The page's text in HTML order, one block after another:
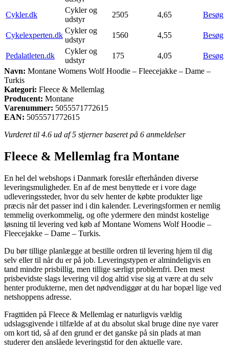
Cykler.dk
Cykler og
udstyr
2505 4,65 Besøg
Cykelexperten.dk
Cykler og
udstyr
1560 4,55 Besøg
Pedalatleten.dk
Cykler og
udstyr
175 4,05
Besøg
Navn: Montane Womens Wolf Hoodie – Fleecejakke – Dame –
Turkis
Kategori: Fleece & Mellemlag
Producent: Montane
Varenummer: 5055571772615
EAN: 5055571772615
Vurderet til 4.6 ud af 5 stjerner baseret på 6 anmeldelser
Fleece & Mellemlag fra Montane
En hel del webshops i Danmark foreslår efterhånden diverse
leveringsmuligheder. En af de mest benyttede er i vore dage
udleveringssteder, hvor du selv henter de købte produkter lige
præcis når det passer ind i din kalender. Leveringsformen er nemlig
temmelig overkommelig, og ofte ydermere den mindst kostelige
løsning til levering ved køb af Montane Womens Wolf Hoodie –
Fleecejakke – Dame – Turkis.
Du bør tillige planlægge at bestille ordren til levering hjem til dig
selv eller til når du er på job. Leveringstypen er almindeligvis en
tand mindre prisbillig, men tillige særligt problemfri. Den mest
prisbevidste slags levering vil dog altid vise sig at være at du selv
henter produkterne, men det nødvendiggør at du har bopæl lige ved
netshoppens adresse.
Fragttiden på Fleece & Mellemlag er naturligvis vældig
udslagsgivende i tilfælde af at du absolut skal bruge dine nye varer
om kort tid, så af den grund er det ganske på sin plads at man
studerer den anslåede leveringstid for den aktuelle vare.